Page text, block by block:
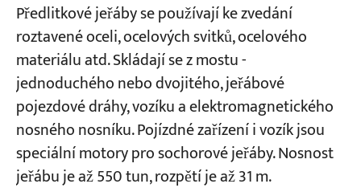
Předlitkové jeřáby se používají ke zvedání
roztavené oceli, ocelových svitků, ocelového
materiálu atd. Skládají se z mostu -
jednoduchého nebo dvojitého, jeřábové
pojezdové dráhy, vozíku a elektromagnetického
nosného nosníku. Pojízdné zařízení i vozík jsou
speciální motory pro sochorové jeřáby. Nosnost
jeřábu je až 550 tun, rozpětí je až 31 m.